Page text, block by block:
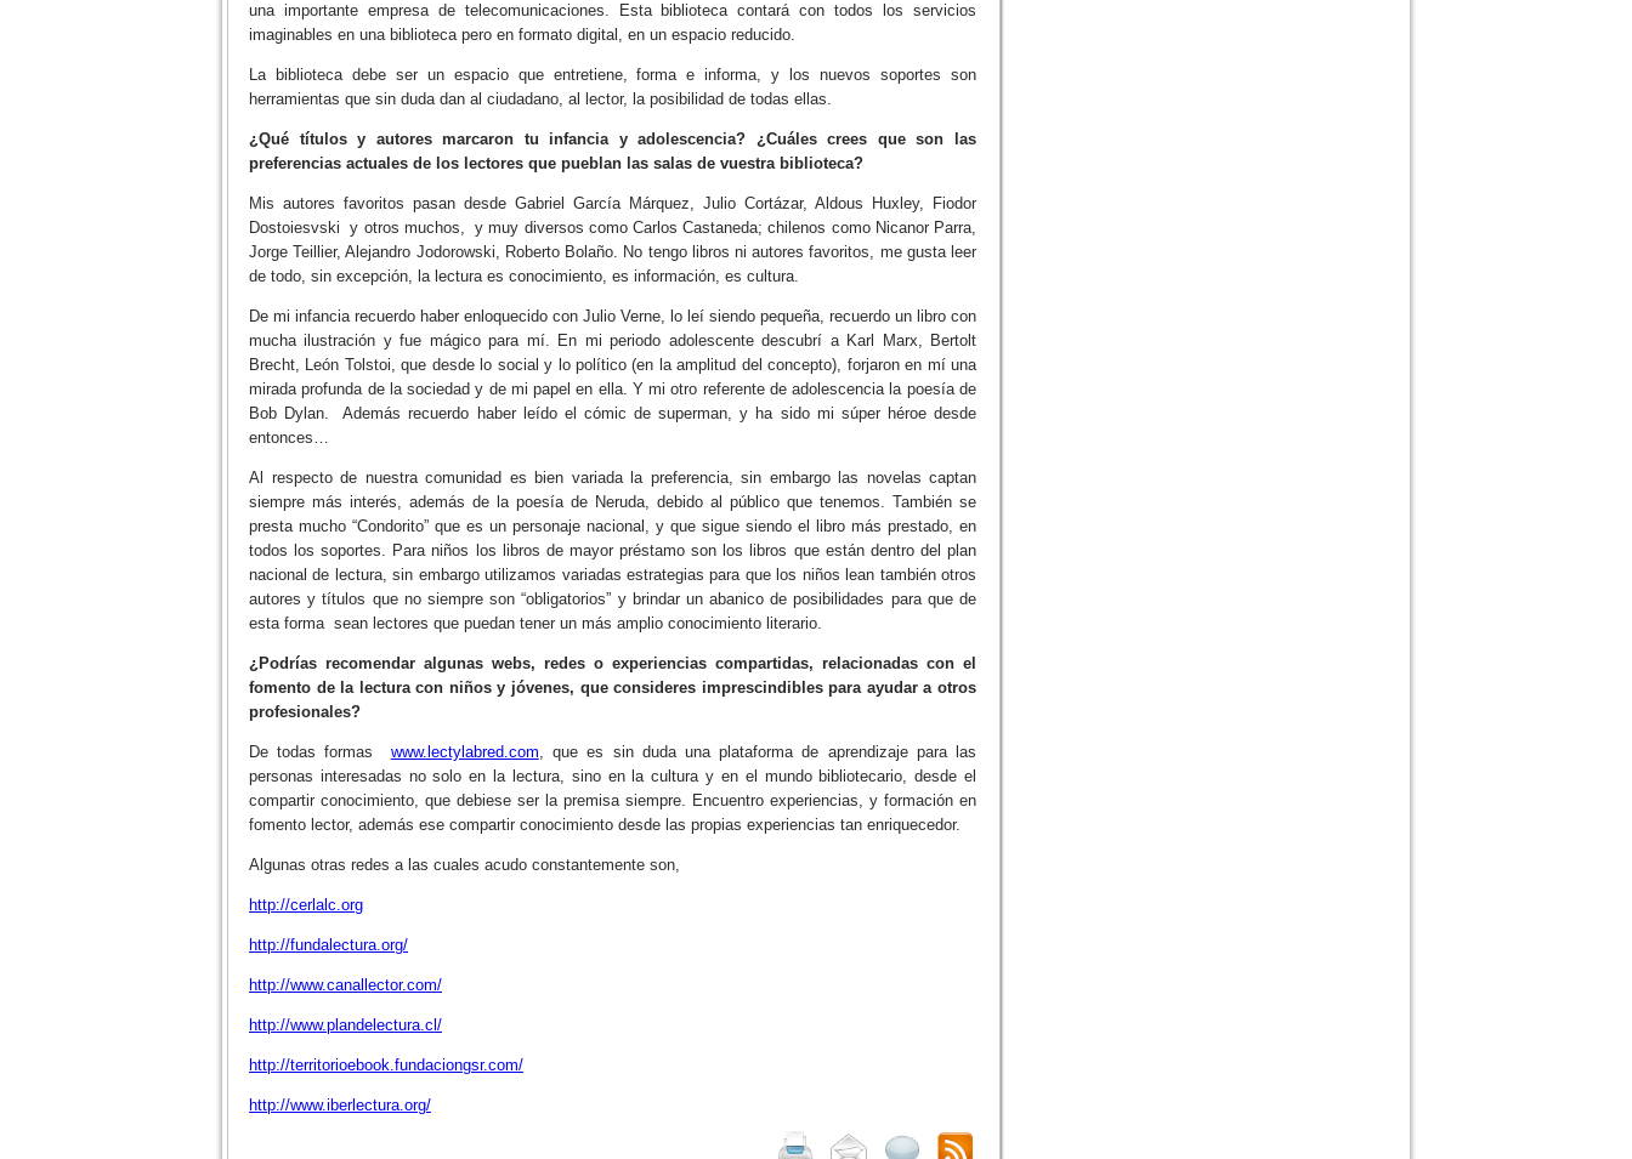
una importante empresa de telecomunicaciones. Esta biblioteca contará con todos los servicios
imaginables en una biblioteca pero en formato digital, en un espacio reducido.
La biblioteca debe ser un espacio que entretiene, forma e informa, y los nuevos soportes son
herramientas que sin duda dan al ciudadano, al lector, la posibilidad de todas ellas.
¿Qué títulos y autores marcaron tu infancia y adolescencia? ¿Cuáles crees que son las
preferencias actuales de los lectores que pueblan las salas de vuestra biblioteca?
Mis autores favoritos pasan desde Gabriel García Márquez, Julio Cortázar, Aldous Huxley, Fiodor
Dostoiesvski y otros muchos, y muy diversos como Carlos Castaneda; chilenos como Nicanor Parra,
Jorge Teillier, Alejandro Jodorowski, Roberto Bolaño. No tengo libros ni autores favoritos, me gusta leer
de todo, sin excepción, la lectura es conocimiento, es información, es cultura.
De mi infancia recuerdo haber enloquecido con Julio Verne, lo leí siendo pequeña, recuerdo un libro con
mucha ilustración y fue mágico para mí. En mi periodo adolescente descubrí a Karl Marx, Bertolt
Brecht, León Tolstoi, que desde lo social y lo político (en la amplitud del concepto), forjaron en mí una
mirada profunda de la sociedad y de mi papel en ella. Y mi otro referente de adolescencia la poesía de
Bob Dylan. Además recuerdo haber leído el cómic de superman, y ha sido mi súper héroe desde
entonces…
Al respecto de nuestra comunidad es bien variada la preferencia, sin embargo las novelas captan
siempre más interés, además de la poesía de Neruda, debido al público que tenemos. También se
presta mucho “Condorito” que es un personaje nacional, y que sigue siendo el libro más prestado, en
todos los soportes. Para niños los libros de mayor préstamo son los libros que están dentro del plan
nacional de lectura, sin embargo utilizamos variadas estrategias para que los niños lean también otros
autores y títulos que no siempre son “obligatorios” y brindar un abanico de posibilidades para que de
esta forma sean lectores que puedan tener un más amplio conocimiento literario.
¿Podrías recomendar algunas webs, redes o experiencias compartidas, relacionadas con el
fomento de la lectura con niños y jóvenes, que consideres imprescindibles para ayudar a otros
profesionales?
De todas formas www.lectylabred.com, que es sin duda una plataforma de aprendizaje para las
personas interesadas no solo en la lectura, sino en la cultura y en el mundo bibliotecario, desde el
compartir conocimiento, que debiese ser la premisa siempre. Encuentro experiencias, y formación en
fomento lector, además ese compartir conocimiento desde las propias experiencias tan enriquecedor.
Algunas otras redes a las cuales acudo constantemente son,
http://cerlalc.org
http://fundalectura.org/
http://www.canallector.com/
http://www.plandelectura.cl/
http://territorioebook.fundaciongsr.com/
http://www.iberlectura.org/